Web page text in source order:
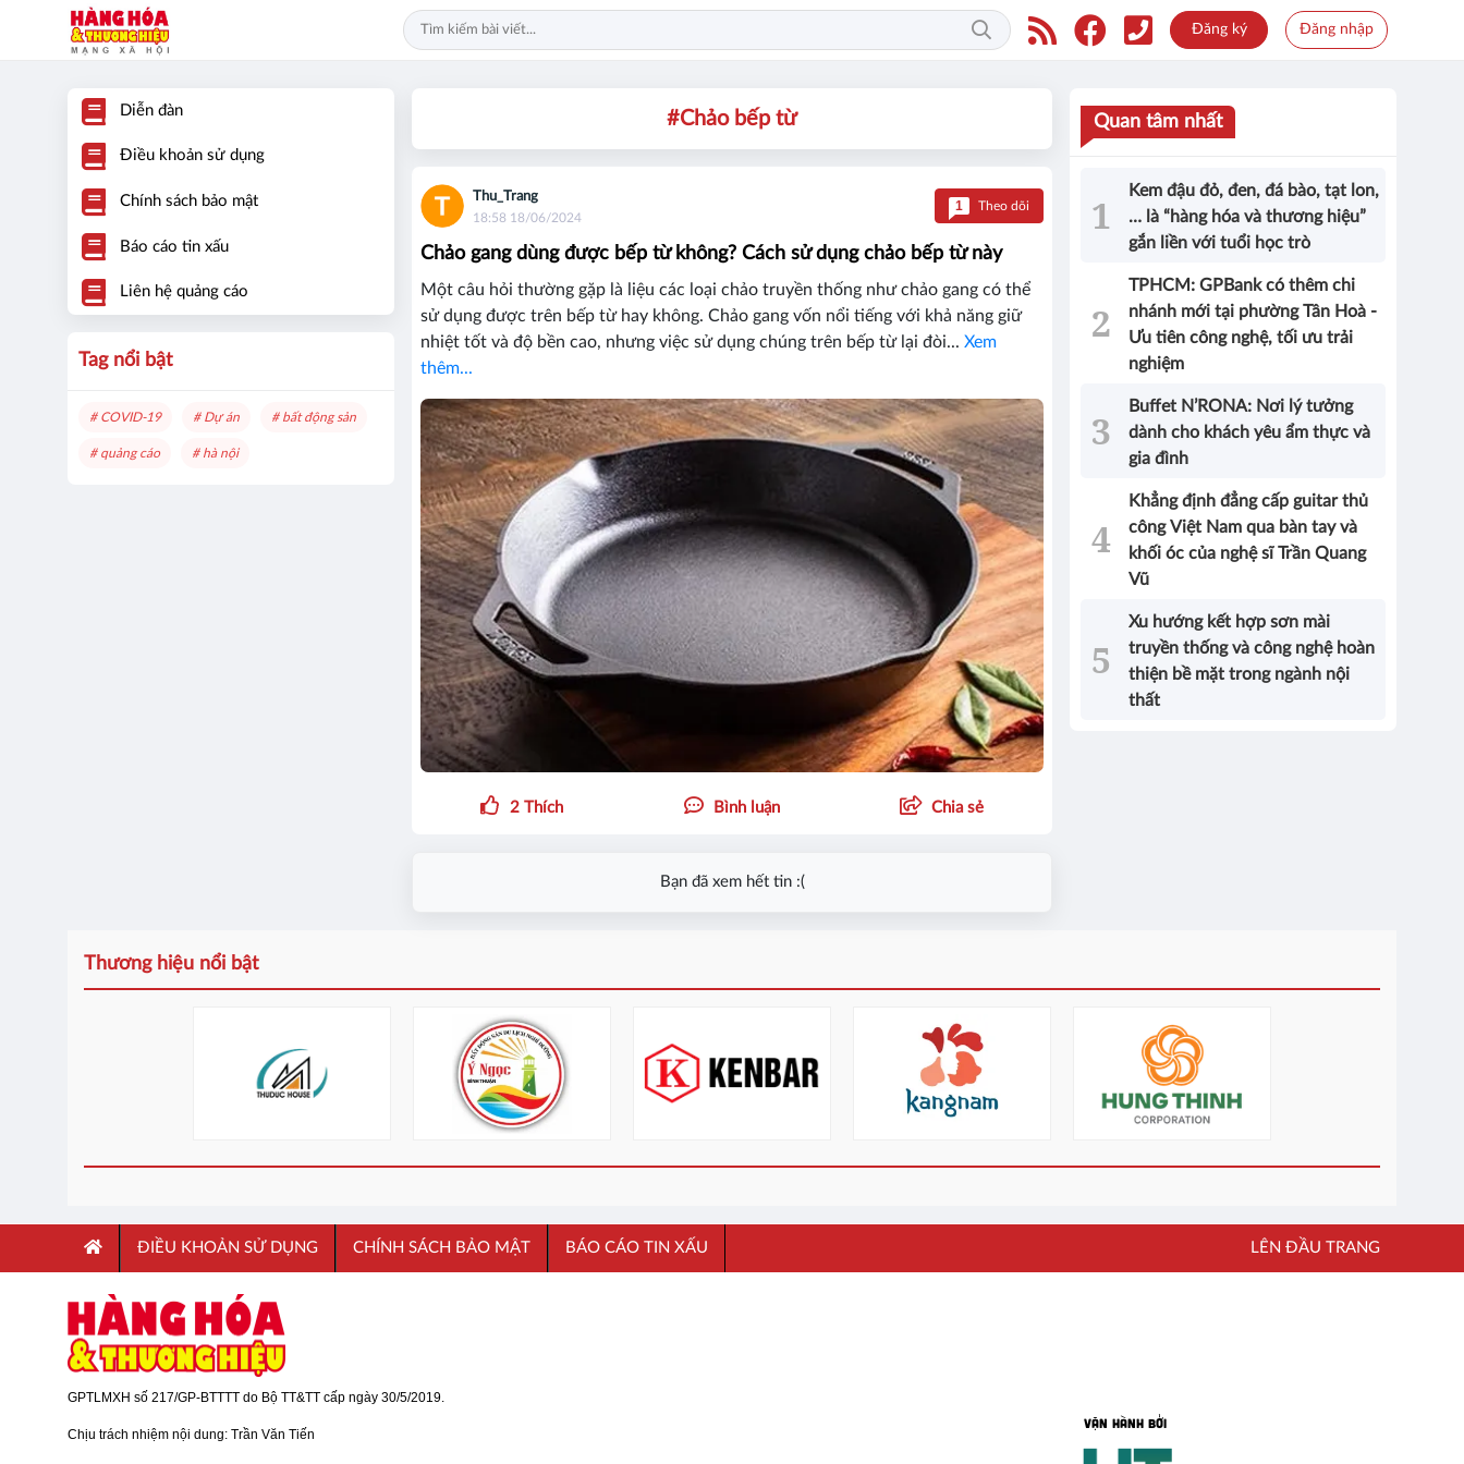
Đăng ký Đăng nhập
#Chảo bếp từ
Thu_Trang
18:58 18/06/2024
1 Theo dõi
Chảo gang dùng được bếp từ không? Cách sử dụng chảo bếp từ này
Một câu hỏi thường gặp là liệu các loại chảo truyền thống như chảo gang có thể
sử dụng được trên bếp từ hay không. Chảo gang vốn nổi tiếng với khả năng giữ
nhiệt tốt và độ bền cao, nhưng việc sử dụng chúng trên bếp từ lại đòi... Xem
thêm...
2 Thích Bình luận Chia sẻ
Bạn đã xem hết tin :(
Diễn đàn
Điều khoản sử dụng
Chính sách bảo mật
Báo cáo tin xấu
Liên hệ quảng cáo
Tag nổi bật
# COVID-19 # Dự án # bất động sản
# quảng cáo # hà nội
Quan tâm nhất
Kem đậu đỏ, đen, đá bào, tạt lon,
… là “hàng hóa và thương hiệu”
gắn liền với tuổi học trò
TPHCM: GPBank có thêm chi
nhánh mới tại phường Tân Hoà -
Ưu tiên công nghệ, tối ưu trải
nghiệm
Buffet N’RONA: Nơi lý tưởng
dành cho khách yêu ẩm thực và
gia đình
Khẳng định đẳng cấp guitar thủ
công Việt Nam qua bàn tay và
khối óc của nghệ sĩ Trần Quang
Vũ
Xu hướng kết hợp sơn mài
truyền thống và công nghệ hoàn
thiện bề mặt trong ngành nội
thất
Thương hiệu nổi bật
ĐIỀU KHOẢN SỬ DỤNG CHÍNH SÁCH BẢO MẬT BÁO CÁO TIN XẤU LÊN ĐẦU TRANG
GPTLMXH số 217/GP-BTTTT do Bộ TT&TT cấp ngày 30/5/2019.
Chịu trách nhiệm nội dung: Trần Văn Tiến
VẬN HÀNH BỞI